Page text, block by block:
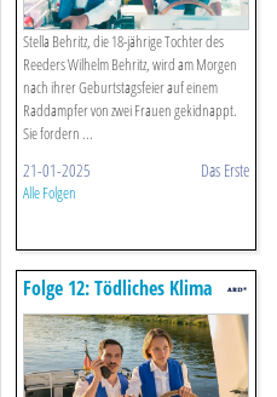
Stella Behritz, die 18-jährige Tochter des
Reeders Wilhelm Behritz, wird am Morgen
nach ihrer Geburtstagsfeier auf einem
Raddampfer von zwei Frauen gekidnappt.
Sie fordern ...
21-01-2025 Das Erste
Alle Folgen
Folge 12: Tödliches Klima
(s02/e04)